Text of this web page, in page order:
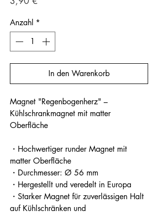
Anzahl *
In den Warenkorb
Magnet "Regenbogenherz" –
Kühlschrankmagnet mit matter
Oberfläche
・Hochwertiger runder Magnet mit
matter Oberfläche
・Durchmesser: Ø 56 mm
・Hergestellt und veredelt in Europa
・Starker Magnet für zuverlässigen Halt
auf Kühlschränken und